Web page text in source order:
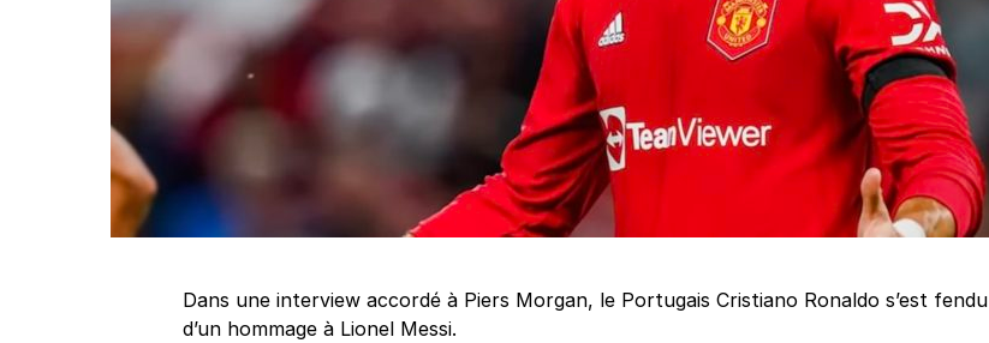
Dans une interview accordé à Piers Morgan, le Portugais Cristiano Ronaldo s’est fendu
d’un hommage à Lionel Messi.